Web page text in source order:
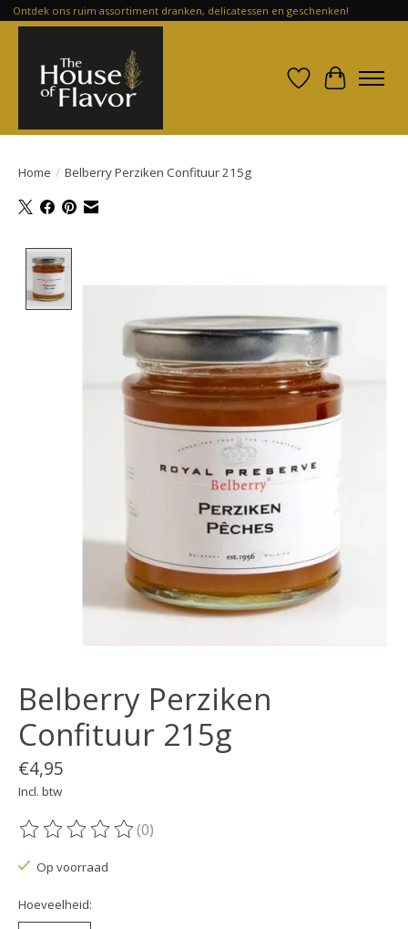
Ontdek ons ruim assortiment dranken, delicatessen en geschenken!
Verlanglijst
Home / Belberry Perziken Confituur 215g
Belberry Perziken
Confituur 215g
€4,95
Incl. btw
De beoordeling van dit product is
(0)
Op voorraad
Hoeveelheid: